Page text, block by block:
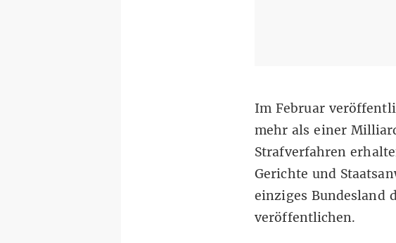
Im Februar
mehr alseiner
Strafverfahren
Gerichte und
einziges Bundesland
veröffentlichen.